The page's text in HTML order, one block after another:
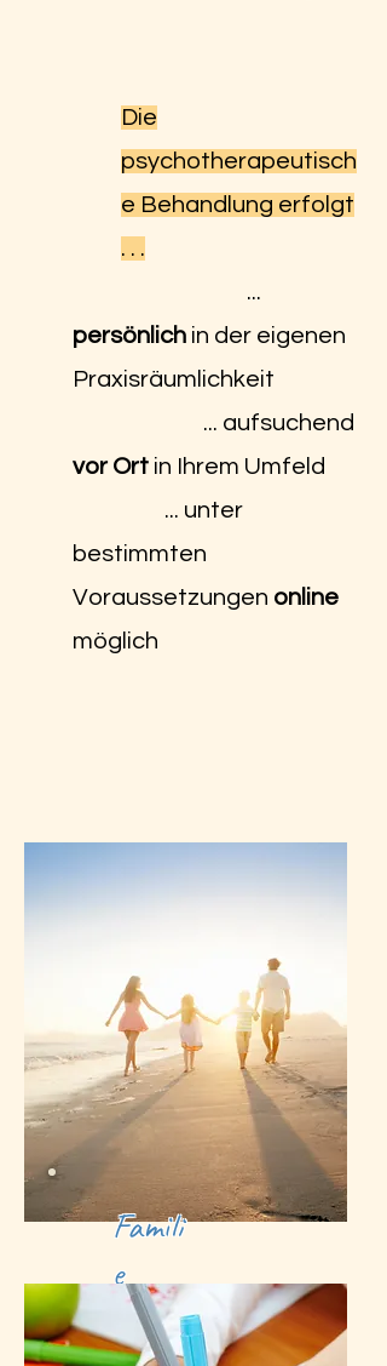
Die
psychotherapeutisch
e Behandlung erfolgt
. . .
...
persönlich in der eigenen
Praxisräumlichkeit
... aufsuchend
vor Ort in Ihrem Umfeld
... unter
bestimmten
Voraussetzungen online
möglich
Famili
e